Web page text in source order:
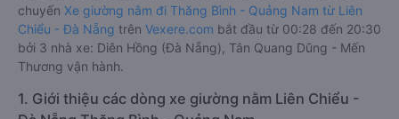
chuyến Xe giường nằm đi Thăng Bình - Quảng Nam từ Liên
Chiểu - Đà Nẵng trên Vexere.com bắt đầu từ 00:28 đến 20:30
bởi 3 nhà xe: Diên Hồng (Đà Nẵng), Tân Quang Dũng - Mến
Thương vận hành.
1. Giới thiệu các dòng xe giường nằm Liên Chiểu -